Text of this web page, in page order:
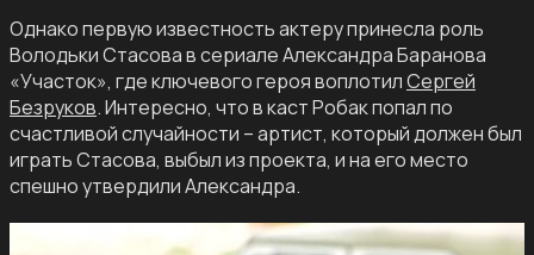
Однако первую известность актеру принесла роль
Володьки Стасова в сериале Александра Баранова
«Участок», где ключевого героя воплотилСергей
Безруков. Интересно, что в каст Робак попал по
счастливой случайности – артист, который должен был
играть Стасова, выбыл из проекта, и на его место
спешно утвердили Александра.